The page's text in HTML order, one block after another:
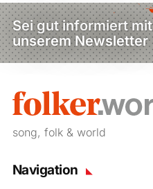
Sei gut informiert mit
unserem Newsletter
song, folk & world
Navigation